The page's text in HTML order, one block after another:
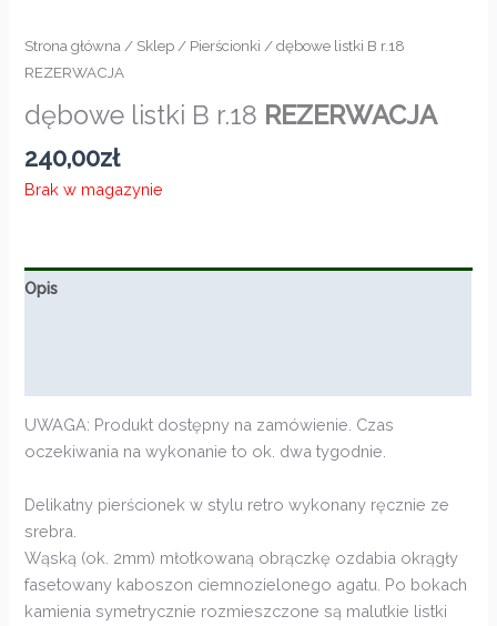
Strona główna / Sklep / Pierścionki / dębowe listki B r.18
REZERWACJA
dębowe listki B r.18 REZERWACJA
240,00zł
Brak w magazynie
Opis
UWAGA: Produkt dostępny na zamówienie. Czas
oczekiwania na wykonanie to ok. dwa tygodnie.
Delikatny pierścionek w stylu retro wykonany ręcznie ze
srebra.
Wąską (ok. 2mm) młotkowaną obrączkę ozdabia okrągły
fasetowany kaboszon ciemnozielonego agatu. Po bokach
kamienia symetrycznie rozmieszczone są malutkie listki